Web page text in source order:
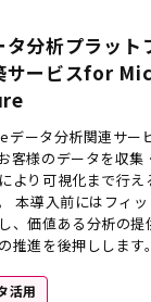
タ分析プラット
サービスfor
データ分析関連サー
客様のデータを収集
より可視化まで行
本導入前にはフィ
、価値ある分析の提
推進を後押しします
活用